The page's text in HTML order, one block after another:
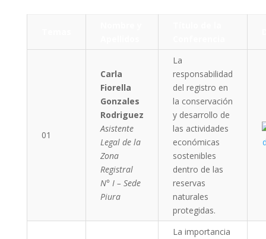
01
Carla
Fiorella
Gonzales
Rodriguez
Asistente
Legal de la
Zona
Registral
N° I – Sede
Piura
La
responsabilidad
del registro en
la conservación
y desarrollo de
las actividades
económicas
sostenibles
dentro de las
reservas
naturales
protegidas.
La importancia